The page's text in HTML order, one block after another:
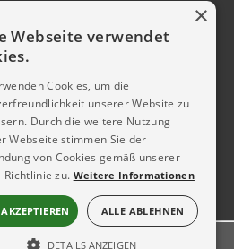
×
Webseite verwendet
Cookies, um die
unserer Website zu
Durch die weitere Nutzung
Webseite stimmen Sie der
von Cookies gemäß unserer
Richtlinie zu. Weitere Informationen
ALLE ABLEHNEN
DETAILS ANZEIGEN